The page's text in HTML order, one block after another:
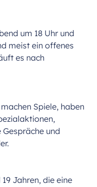
um 18 Uhr und
meist ein offenes
es nach
Spiele, haben
und
Jahren, die eine